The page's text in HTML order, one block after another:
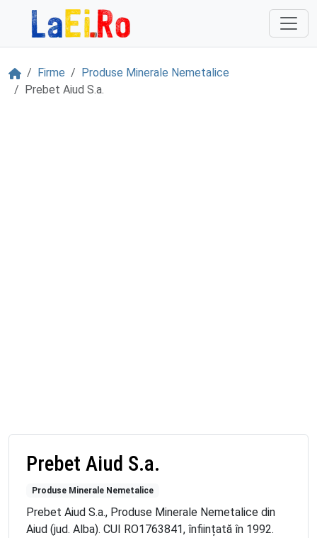
Sari la continut
AcasăFirme
Produse Minerale Nemetalice
Prebet Aiud S.a.
Prebet Aiud S.a.
Produse Minerale Nemetalice
Prebet Aiud S.a., Produse Minerale Nemetalice din
Aiud (jud. Alba). CUI RO1763841, înființată în 1992.